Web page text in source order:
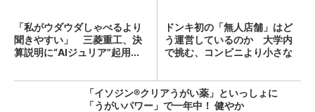
「私がウダウダしゃべるより
聞きやすい」 三菱重工、決
算説明に“AIジュリア”起用...
ドンキ初の「無人店舗」はど
う運営しているのか 大学内
で挑む、コンビニより小さな
「イソジン®クリアうがい薬」といっしょに
「うがいパワー」で一年中！ 健やか